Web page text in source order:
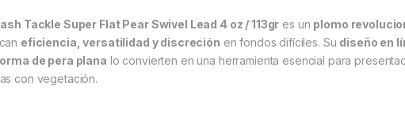
Tackle Super Flat Pear Swivel Lead 4 oz / 113gr es un plomo
eficiencia, versatilidad y discreción en fondos difíciles. Su diseño en
de pera plana lo convierten en una herramienta esencial para
con vegetación.